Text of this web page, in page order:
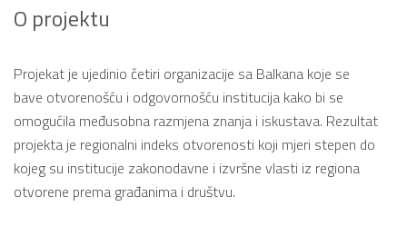
O projektu
Projekat je ujedinio četiri organizacije sa Balkana koje se
bave otvorenošću i odgovornošću institucija kako bi se
omogućila međusobna razmjena znanja i iskustava. Rezultat
projekta je regionalni indeks otvorenosti koji mjeri stepen do
kojeg su institucije zakonodavne i izvršne vlasti iz regiona
otvorene prema građanima i društvu.